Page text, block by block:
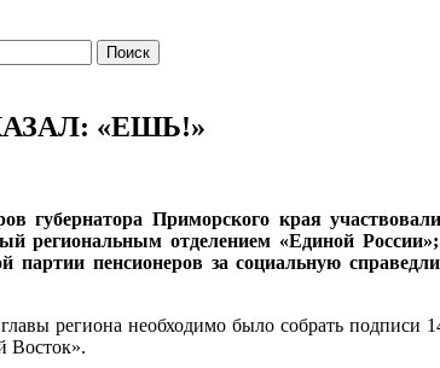
«ЕШЬ!»
губернатора Приморского края
региональным отделением «Единой
партии пенсионеров за социальную
региона необходимо было собрать подписи
Восток».